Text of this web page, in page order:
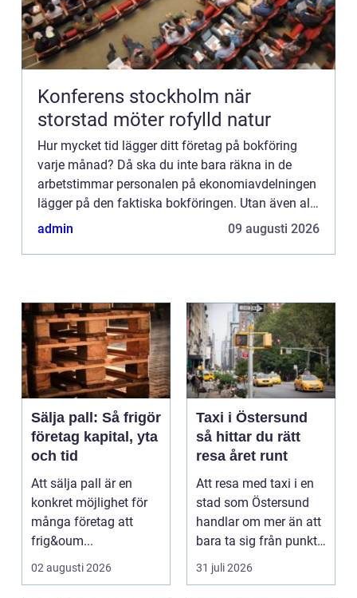
Konferens stockholm när
storstad möter rofylld natur
Hur mycket tid lägger ditt företag på bokföring
varje månad? Då ska du inte bara räkna in de
arbetstimmar personalen på ekonomiavdelningen
lägger på den faktiska bokföringen. Utan även all
den spilltid som går åt för övrig personal att
admin 09 augusti 2026
Sälja pall: Så frigör
företag kapital, yta
och tid
Att sälja pall är en
konkret möjlighet för
många företag att
frig&oum...
02 augusti 2026
Taxi i Östersund
så hittar du rätt
resa året runt
Att resa med taxi i en
stad som Östersund
handlar om mer än att
bara ta sig från punkt
A till punkt ...
31 juli 2026